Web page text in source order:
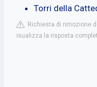
Torri della
Richiesta di rimozione
isualizza la risposta